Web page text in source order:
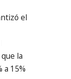
el
la
a 15%